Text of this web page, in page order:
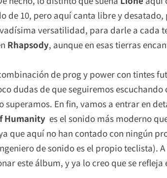
de 10, pero aquí canta libre y
versatilidad, para darle a cada
Rhapsody, aunque en esas tierras
de prog y power con tintes
dudas de que seguiremos
superamos. En fin, vamos a entrar en
Humanity es el sonido más moderno
que aquí no han contado con ningún
de sonido es el propio teclista).
este álbum, y ya lo creo que se refleja